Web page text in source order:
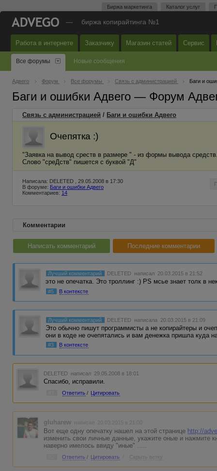
Биржа маркетинга Каталог услуг
— биржа копирайтинга №1
Работа в интернете Заказчику Магазин статей Сервис
Все форумы Новые сообщения
Адвего Форум Все форумы Связь с администрацией Баги и
Баги и ошибки Адвего — Форум
Связь с администрацией / Баги и ошибки Адвего
Очепятка :)
"Заявка на вывод среств в размере " - из формы вывода
Слово "среДств" пишется с буквой "Д"
Написала: DELETED , 29.05.2008 в 17:30
В форуме: Баги и ошибки Адвего
Комментариев: 14
Комментарии
Написать комментарий Последние комментарии
Лучший комментарий DELETED написал 20.03.2015 в 21:52
это не опечатка. Это троллинг :) PS мсье знает толк в
#5 В контексте
Лучший комментарий DELETED написала 20.03.2015 в 21:09
Это обычно пишут программисты а не копирайтеры и
они в коде не очепятались и вам денежка пришла куда
#3 В контексте
DELETED написал 29.05.2008 в 18:01
Спасибо, исправили.
Ответить / Цитировать
gluharew написал 20.03.2015 в 21:00
Вот еще одну опечатку нашел на этой странице http://
изменить свои личные данные, укажите оные и нажмите
наверно имелось ввиду "иные" .....
Ответить / Цитировать Скрыть ветку